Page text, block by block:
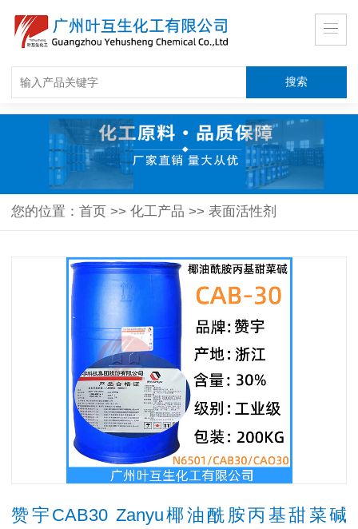
您的位置： 首页 >> 化工产品 >> 表面活性剂
赞宇CAB30 Zanyu椰油酰胺丙基甜菜碱